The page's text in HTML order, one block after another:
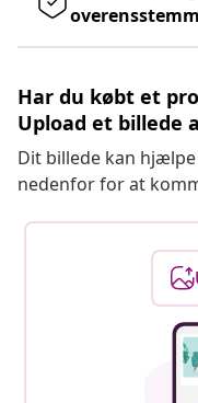
Har du købt et
Upload et billede
Dit billede kan
nedenfor for at